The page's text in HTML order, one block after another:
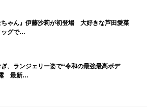
ちゃん』伊藤沙莉が初登場 大好きな芦田愛菜
ッグで…
ぎ、ランジェリー姿で“令和の最強最高ボデ
露 最新…